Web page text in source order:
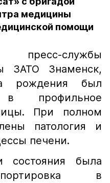
медицины
помощи
службы
ЗАТО Знаменск,
рождения был
в профильное
При полном
патология и
печени.
состояния была
в